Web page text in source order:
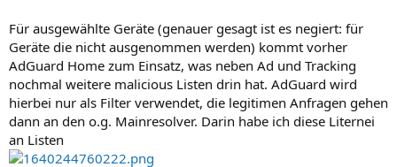
Für ausgewählte Geräte (genauer gesagt ist es negiert: für
Geräte die nicht ausgenommen werden) kommt vorher
AdGuard Home zum Einsatz, was neben Ad und Tracking
nochmal weitere malicious Listen drin hat. AdGuard wird
hierbei nur als Filter verwendet, die legitimen Anfragen gehen
dann an den o.g. Mainresolver. Darin habe ich diese Liternei
an Listen